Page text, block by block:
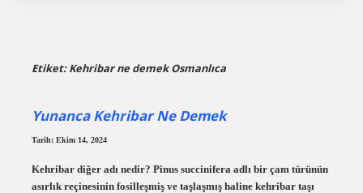
Etiket:Kehribar ne demek Osmanlıca
Yunanca Kehribar Ne Demek
Tarih: Ekim 14, 2024
Kehribar diğer adı nedir? Pinus succinifera adlı bir çam türünün
asırlık reçinesinin fosilleşmiş ve taşlaşmış haline kehribar taşı